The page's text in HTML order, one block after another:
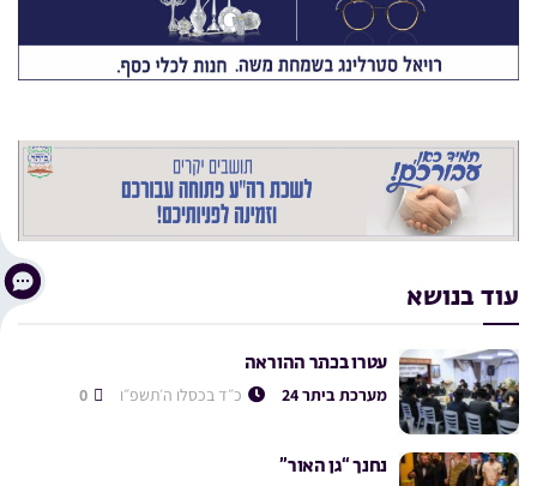
עוד בנושא
עטרו בכתר ההוראה
מערכת ביתר 24 כ״ד בכסלו ה׳תשפ״ו
נחנך “גן האור”